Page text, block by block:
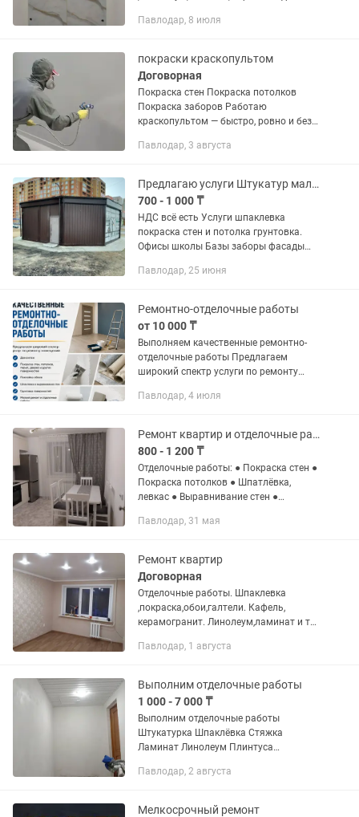
Павлодар, 8 июля
покраски краскопультом
Договорная
Покраска стен Покраска потолков
Покраска заборов Работаю
краскопультом — быстро, ровно и без
(шпаклёвка, грунтовка) ⚡ Быстрое
Павлодар, 3 августа
Предлагаю услуги Штукатур маляр
700 - 1 000 ₸
НДС всё есть Услуги шпаклевка
покраска стен и потолка грунтовка.
Офисы школы Базы заборы фасады
полы ламинат линолеум плинтуса,
Павлодар, 25 июня
Ремонтно-отделочные работы
от 10 000 ₸
Выполняем качественные ремонтно-
отделочные работы Предлагаем
широкий спектр услуги по ремонту
стен, потолков, перил, дверей и других
Павлодар, 4 июля
Ремонт квартир и отделочные работы
800 - 1 200 ₸
Отделочные работы: ● Покраска стен ●
Покраска потолков ● Шпатлёвка,
левкас ● Выравнивание стен ●
по выходным и по возможности после
Павлодар, 31 мая
Ремонт квартир
Договорная
Отделочные работы. Шпаклевка
,покраска,обои,галтели. Кафель,
керамогранит. Линолеум,ламинат и тд.
Качество, гарантия, сроки. Без вредных
Павлодар, 1 августа
Выполним отделочные работы
1 000 - 7 000 ₸
Выполним отделочные работы
Штукатурка Шпаклёвка Стяжка
Ламинат Линолеум Плинтуса
Павлодар, 2 августа
Мелкосрочный ремонт